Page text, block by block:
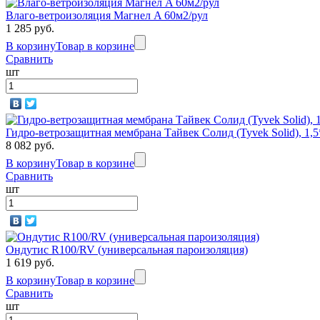
Влаго-ветроизоляция Магнел A 60м2/рул
1 285 руб.
В корзинуТовар в корзине
Сравнить
шт
Гидро-ветрозащитная мембрана Тайвек Солид (Tyvek Solid),
8 082 руб.
В корзинуТовар в корзине
Сравнить
шт
Ондутис R100/RV (универсальная пароизоляция)
1 619 руб.
В корзинуТовар в корзине
Сравнить
шт